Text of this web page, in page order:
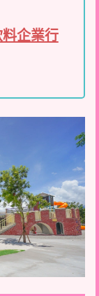
企業行